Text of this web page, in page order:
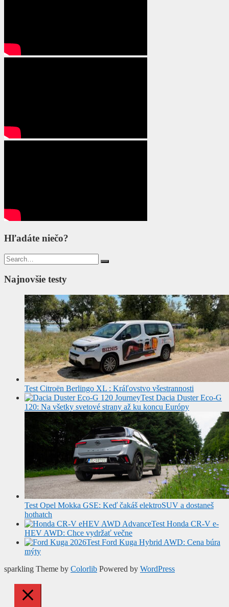
Hľadáte niečo?
Search
for:
Najnovšie testy
Test Citroën Berlingo XL : Kráľovstvo všestrannosti
Test Dacia Duster Eco-G
120: Na všetky svetové strany až ku koncu Európy
Test Opel Mokka GSE: Keď čakáš elektroSUV a dostaneš
hothatch
Test Honda CR-V e-
HEV AWD: Chce vydržať večne
Test Ford Kuga Hybrid AWD: Cena búra
mýty
sparkling Theme by Colorlib Powered by WordPress